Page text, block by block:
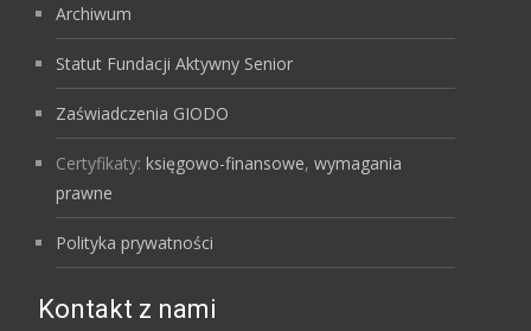
Archiwum
Statut Fundacji Aktywny Senior
Zaświadczenia GIODO
Certyfikaty: księgowo-finansowe, wymagania
prawne
Polityka prywatności
Kontakt z nami